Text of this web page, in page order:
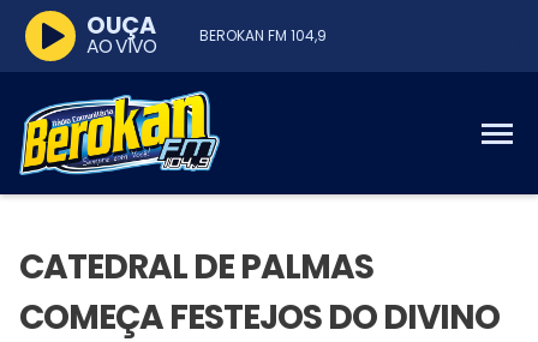
BEROKAN FM 104,9
OUÇA
AO VIVO
CATEDRAL DE PALMAS
COMEÇA FESTEJOS DO DIVINO